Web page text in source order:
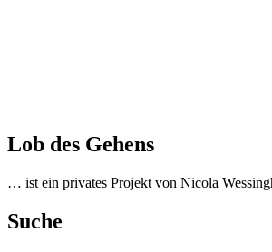
Lob des Gehens
… ist ein privates Projekt von Nicola
Suche